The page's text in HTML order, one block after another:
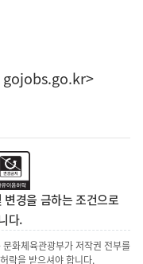
gojobs.go.kr>
경을 금하는 조건으로
다.
화체육관광부가 저작권 전부를
락을 받으셔야 합니다.